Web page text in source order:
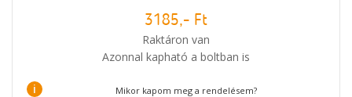
3185,- Ft
Raktáron van
Azonnal kapható a boltban is
i Mikor kapom meg a rendelésem?